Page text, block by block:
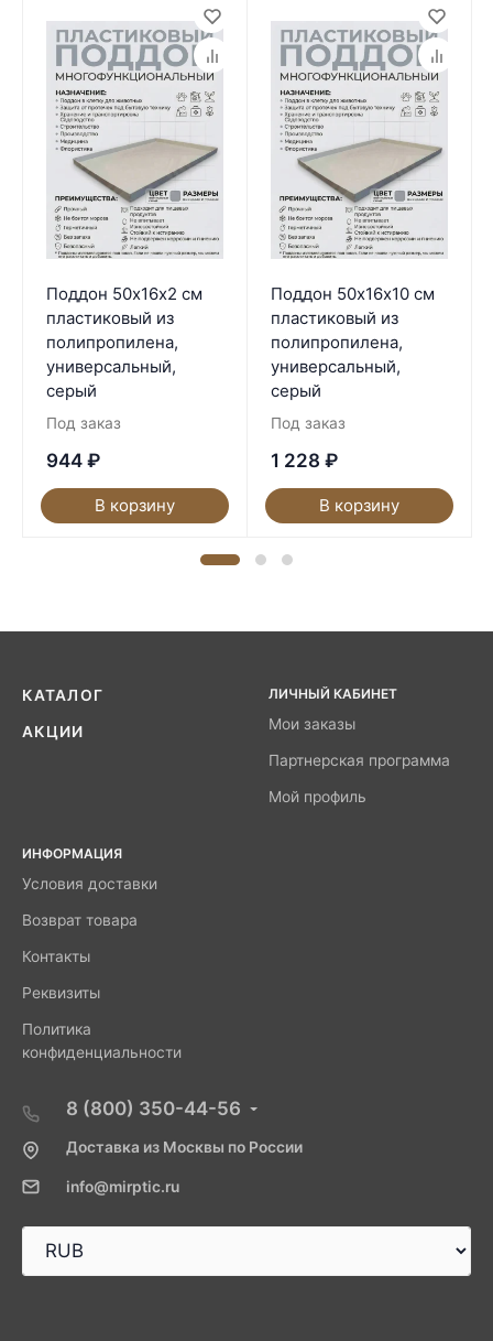
Поддон 50х16х2 см
пластиковый из
полипропилена,
универсальный,
серый
Под заказ
944 ₽
В корзину
Поддон 50х16х10 см
пластиковый из
полипропилена,
универсальный,
серый
Под заказ
1 228 ₽
В корзину
КАТАЛОГ
АКЦИИ
ЛИЧНЫЙ КАБИНЕТ
Мои заказы
Партнерская программа
Мой профиль
ИНФОРМАЦИЯ
Условия доставки
Возврат товара
Контакты
Реквизиты
Политика
конфиденциальности
8 (800) 350-44-56
Доставка из Москвы по России
info@mirptic.ru